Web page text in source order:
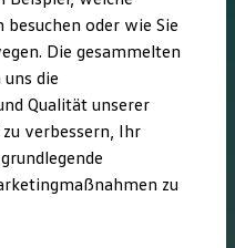
& Inspektion
Volkswagen Nutzfahrzeuge
besuchen oder wie Sie
Die gesammelten
die
Qualität unserer
verbessern, Ihr
zu